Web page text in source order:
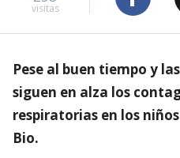
visitas
Pese al buen tiempo y
siguen en alza los
respiratorias en los
Bio.